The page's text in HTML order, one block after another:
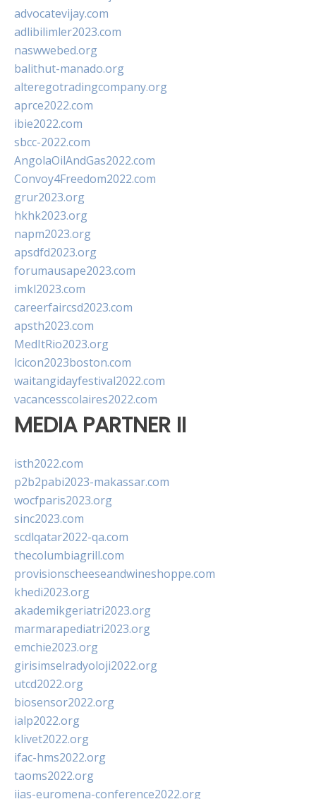
advocatevijay.com
adlibilimler2023.com
naswwebed.org
balithut-manado.org
alteregotradingcompany.org
aprce2022.com
ibie2022.com
sbcc-2022.com
AngolaOilAndGas2022.com
Convoy4Freedom2022.com
grur2023.org
hkhk2023.org
napm2023.org
apsdfd2023.org
forumausape2023.com
imkl2023.com
careerfaircsd2023.com
apsth2023.com
MedItRio2023.org
lcicon2023boston.com
waitangidayfestival2022.com
vacancesscolaires2022.com
MEDIA PARTNER II
isth2022.com
p2b2pabi2023-makassar.com
wocfparis2023.org
sinc2023.com
scdlqatar2022-qa.com
thecolumbiagrill.com
provisionscheeseandwineshoppe.com
khedi2023.org
akademikgeriatri2023.org
marmarapediatri2023.org
emchie2023.org
girisimselradyoloji2022.org
utcd2022.org
biosensor2022.org
ialp2022.org
klivet2022.org
ifac-hms2022.org
taoms2022.org
iias-euromena-conference2022.org